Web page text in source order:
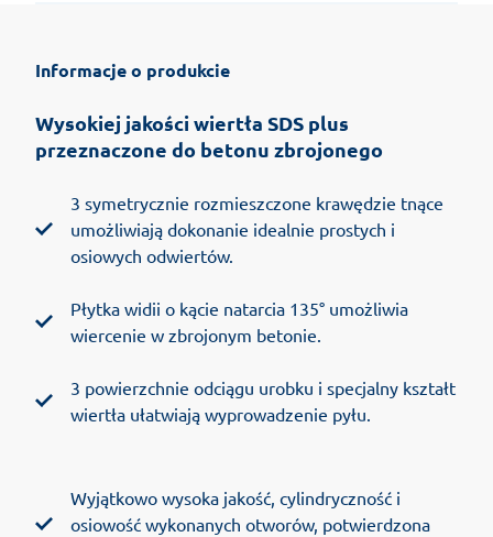
Informacje o produkcie
Wysokiej jakości wiertła SDS plus
przeznaczone do betonu zbrojonego
3 symetrycznie rozmieszczone krawędzie tnące
umożliwiają dokonanie idealnie prostych i
osiowych odwiertów.
Płytka widii o kącie natarcia 135° umożliwia
wiercenie w zbrojonym betonie.
3 powierzchnie odciągu urobku i specjalny kształt
wiertła ułatwiają wyprowadzenie pyłu.
Wyjątkowo wysoka jakość, cylindryczność i
osiowość wykonanych otworów, potwierdzona